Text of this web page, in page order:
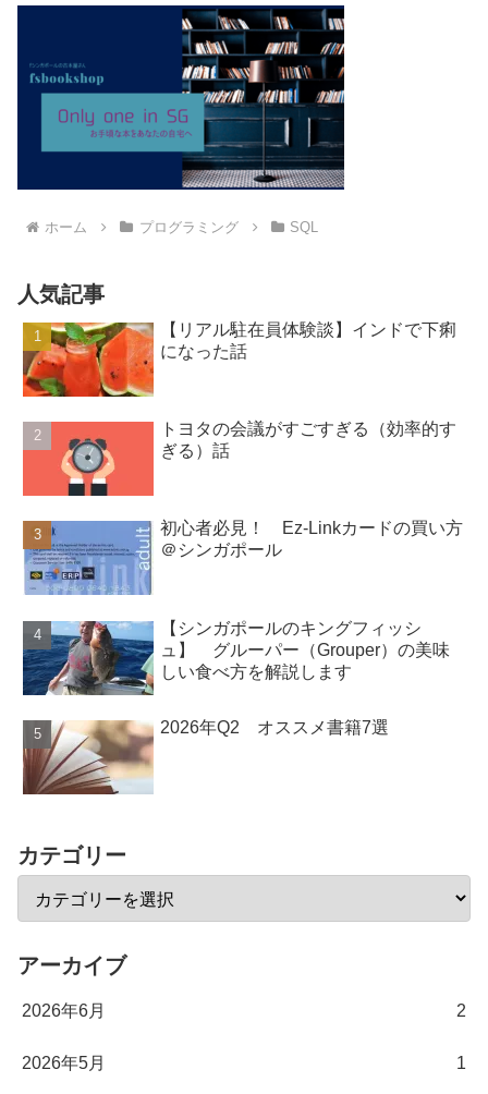
ホーム プログラミング SQL
人気記事
【リアル駐在員体験談】インドで下痢
になった話
トヨタの会議がすごすぎる（効率的す
ぎる）話
初心者必見！ Ez-Linkカードの買い方
＠シンガポール
【シンガポールのキングフィッシ
ュ】 グルーパー（Grouper）の美味
しい食べ方を解説します
2026年Q2 オススメ書籍7選
カテゴリー
アーカイブ
2026年6月 2
2026年5月 1